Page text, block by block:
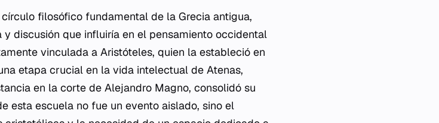
filosófico fundamental de la Grecia antigua,
discusión que influiría en el pensamiento occidental
vinculada a Aristóteles, quien la estableció en
etapa crucial en la vida intelectual de Atenas,
en la corte de Alejandro Magno, consolidó su
esta escuela no fue un evento aislado, sino el